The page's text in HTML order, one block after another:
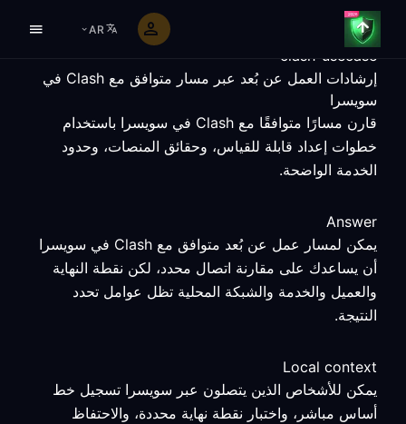
AR
clash-usecase
إرشادات العمل عن بُعد عبر مسار متوافق مع Clash في
سويسرا
قارن مسارًا متوافقًا مع Clash في سويسرا باستخدام
خطوات إعداد قابلة للقياس، وحقائق المنصات، وحدود
الخدمة الواضحة.
Answer
يمكن لمسار عمل عن بُعد متوافق مع Clash في سويسرا
أن يساعدك على مقارنة اتصال محدد، لكن نقطة النهاية
والعميل والخدمة والشبكة المحلية تظل عوامل تحدد
النتيجة.
Local context
يمكن للأشخاص الذين يتصلون عبر سويسرا تسجيل خط
أساس مباشر، واختبار نقطة نهاية محددة، والاحتفاظ